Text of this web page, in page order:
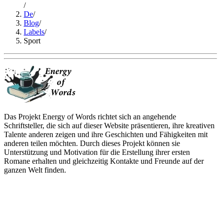
/
De/
Blog/
Labels/
Sport
Das Projekt Energy of Words richtet sich an angehende
Schriftsteller, die sich auf dieser Website präsentieren, ihre kreativen
Talente anderen zeigen und ihre Geschichten und Fähigkeiten mit
anderen teilen möchten. Durch dieses Projekt können sie
Unterstützung und Motivation für die Erstellung ihrer ersten
Romane erhalten und gleichzeitig Kontakte und Freunde auf der
ganzen Welt finden.